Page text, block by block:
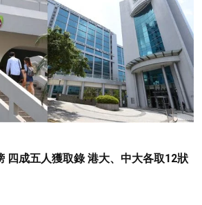
四成五人獲取錄 港大、中大各取12狀